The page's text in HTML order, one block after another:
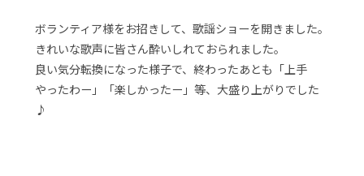
ボランティア様をお招きして、歌謡ショーを開きました。
きれいな歌声に皆さん酔いしれておられました。
良い気分転換になった様子で、終わったあとも「上手
やったわー」「楽しかったー」等、大盛り上がりでした
♪